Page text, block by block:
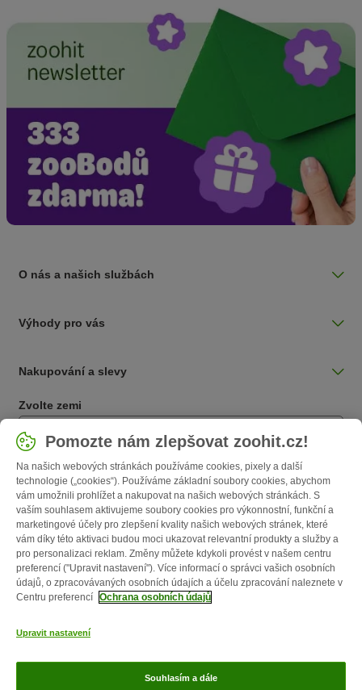
O nás a našich službách
Výhody pro vás
Nakupování a slevy
Zvolte zemi
Česká / CZ
Follow zooplus
O nás Kariéra
Poštovné a dodací termín
Způsoby platby Affiliate program
Ochrana
Pomozte nám zlepšovat zoohit.cz!
Na našich webových stránkách používáme cookies, pixely a další
technologie („cookies“). Používáme základní soubory cookies, abychom
vám umožnili prohlížet a nakupovat na našich webových stránkách. S
vaším souhlasem aktivujeme soubory cookies pro výkonnostní, funkční a
marketingové účely pro zlepšení kvality našich webových stránek, které
vám díky této aktivaci budou moci ukazovat relevantní produkty a služby a
pro personalizaci reklam. Změny můžete kdykoli provést v našem centru
preferencí ("Upravit nastavení"). Více informací o správci vašich osobních
údajů, o zpracovávaných osobních údajích a účelu zpracování naleznete v
Centru preferencí Ochrana osobních údajů
Upravit nastavení
Souhlasím a dále